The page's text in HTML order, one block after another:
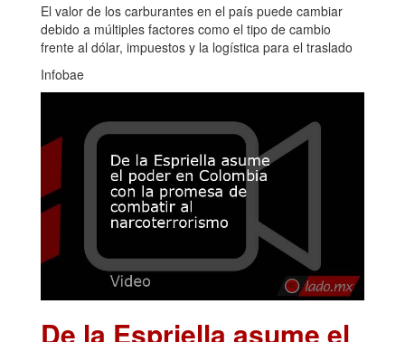
El valor de los carburantes en el país puede cambiar
debido a múltiples factores como el tipo de cambio
frente al dólar, impuestos y la logística para el traslado
Infobae
De la Espriella asume el